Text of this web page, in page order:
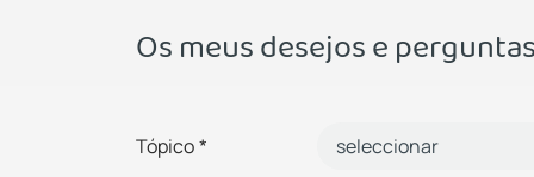
Os meus desejos e
Tópico*